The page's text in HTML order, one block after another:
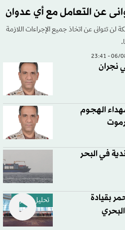
عن التعامل مع أي عدوان
تتوانى عن اتخاذ جميع الإجراءات اللازمة
مدنياً في نجران
الهجوم
في البحر
تحليل إخباري
بقيادة